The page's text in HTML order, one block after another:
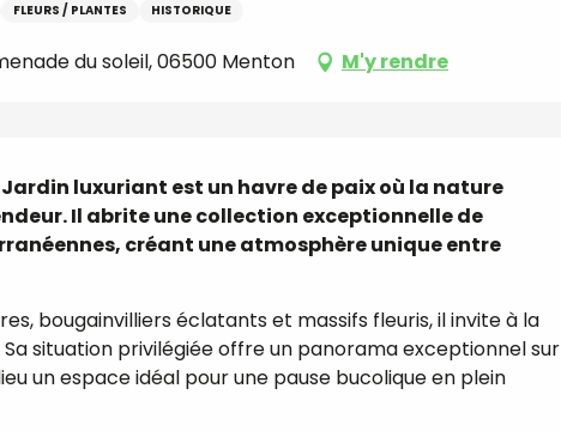
FLEURS / PLANTES HISTORIQUE
du soleil, 06500 Menton M'y rendre
luxuriant est un havre de paix où la nature
Il abrite une collection exceptionnelle de
créant une atmosphère unique entre
bougainvilliers éclatants et massifs fleuris, il invite à la
situation privilégiée offre un panorama exceptionnel sur
un espace idéal pour une pause bucolique en plein